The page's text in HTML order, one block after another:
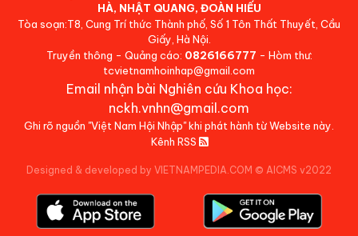
HÀ, NHẬT QUANG, ĐOÀN HIẾU
Tòa soạn:T8, Cung Trí thức Thành phố, Số 1 Tôn Thất Thuyết, Cầu
Giấy, Hà Nội.
Truyền thông - Quảng cáo: 0826166777 - Hòm thư:
tcvietnamhoinhap@gmail.com
Email nhận bài Nghiên cứu Khoa học:
nckh.vnhn@gmail.com
Ghi rõ nguồn "Việt Nam Hội Nhập" khi phát hành từ Website này.
Kênh RSS
Designed & developed by VIETNAMPEDIA.COM © AICMS v2022